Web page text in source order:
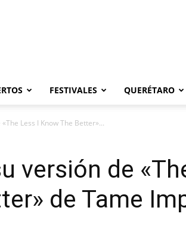
FESTIVALES QUERÉTARO
Less I Know The Better»...
versión de
de Tame